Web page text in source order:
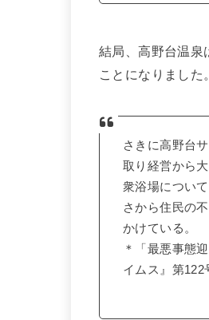
結局、高野台温泉
ことになりました
さきに高野台
取り経営から
衆浴場につい
さから住民の
かけている。
＊「最悪事態
イムス』第